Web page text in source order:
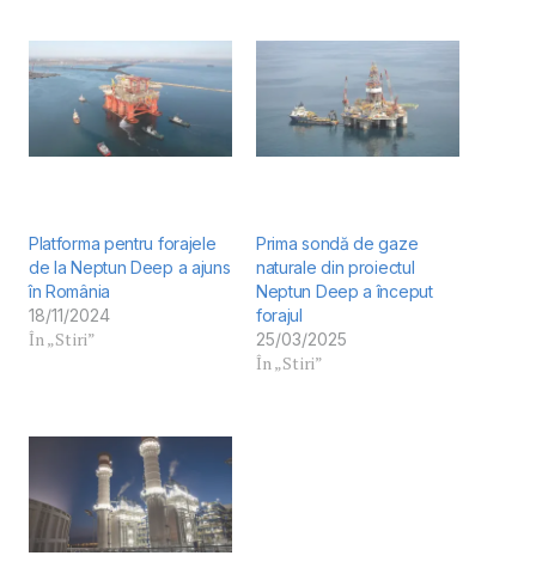
Platforma pentru forajele
de la Neptun Deep a ajuns
în România
18/11/2024
În „Stiri”
Prima sondă de gaze
naturale din proiectul
Neptun Deep a început
forajul
25/03/2025
În „Stiri”